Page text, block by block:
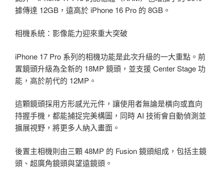
據傳達 12GB，遠高於 iPhone 16 Pro 的 8GB。
相機系統：影像能力迎來重大突破
iPhone 17 Pro 系列的相機功能是此次升級的一大重點。前
置鏡頭升級為全新的 18MP 鏡頭，並支援 Center Stage 功
能，高於前代的 12MP。
這顆鏡頭採用方形感光元件，讓使用者無論是橫向或直向
持握手機，都能捕捉完美構圖，同時 AI 技術會自動偵測並
擴展視野，將更多人納入畫面。
後置主相機則由三顆 48MP 的 Fusion 鏡頭組成，包括主鏡
頭、超廣角鏡頭與望遠鏡頭。